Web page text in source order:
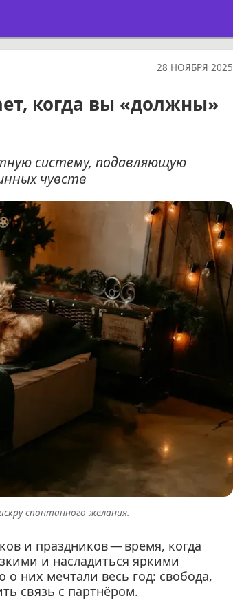
28 НОЯБРЯ 2025
когда вы «должны»
систему, подавляющую
чувств
спонтанного желания.
и праздников — время, когда
и насладиться яркими
них мечтали весь год: свобода,
связь с партнёром.